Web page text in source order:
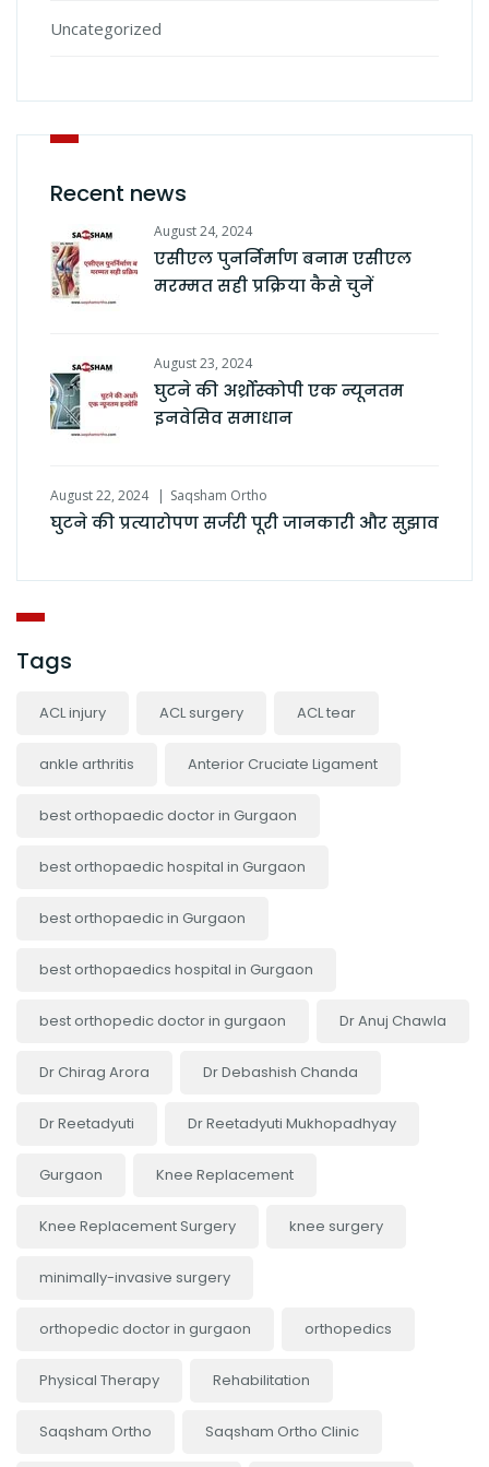
Uncategorized
Recent news
August 24, 2024
एसीएल पुनर्निर्माण बनाम एसीएल
मरम्मत सही प्रक्रिया कैसे चुनें
August 23, 2024
घुटने की अर्थ्रोस्कोपी एक न्यूनतम
इनवेसिव समाधान
August 22, 2024 Saqsham Ortho
घुटने की प्रत्यारोपण सर्जरी पूरी जानकारी और सुझाव
Tags
ACL injury ACL surgery ACL tear
ankle arthritis Anterior Cruciate Ligament
best orthopaedic doctor in Gurgaon
best orthopaedic hospital in Gurgaon
best orthopaedic in Gurgaon
best orthopaedics hospital in Gurgaon
best orthopedic doctor in gurgaon Dr Anuj Chawla
Dr Chirag Arora Dr Debashish Chanda
Dr Reetadyuti Dr Reetadyuti Mukhopadhyay
Gurgaon Knee Replacement
Knee Replacement Surgery knee surgery
minimally-invasive surgery
orthopedic doctor in gurgaon orthopedics
Physical Therapy Rehabilitation
Saqsham Ortho Saqsham Ortho Clinic